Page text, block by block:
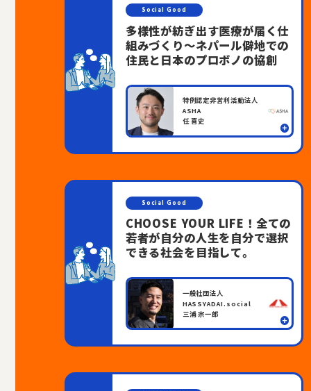
Social Good
多様性が紡ぎ出す医療が届く仕
組みづくり～ネパール僻地での
住民と日本のプロボノの協創
特例認定非営利活動法人
ASHA
任 喜史
Social Good
CHOOSE YOUR LIFE！全ての
若者が自分の人生を自分で選択
できる社会を目指して。
一般社団法人
HASSYADAI.social
三浦 宗一郎